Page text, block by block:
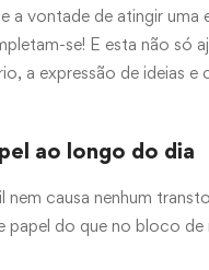
a vontade de atingir
se! E esta não só
a expressão de ideias e
ao longo do dia
causa nenhum
papel do que no bloco